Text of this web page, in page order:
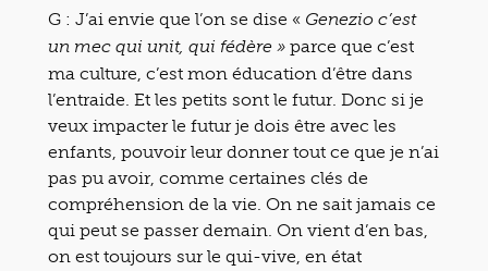
G : J’ai envie que l’on se dise « Genezio c’est
un mec qui unit, qui fédère » parce que c’est
ma culture, c’est mon éducation d’être dans
l’entraide. Et les petits sont le futur. Donc si je
veux impacter le futur je dois être avec les
enfants, pouvoir leur donner tout ce que je n’ai
pas pu avoir, comme certaines clés de
compréhension de la vie. On ne sait jamais ce
qui peut se passer demain. On vient d’en bas,
on est toujours sur le qui-vive, en état